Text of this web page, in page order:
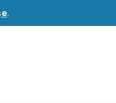
.